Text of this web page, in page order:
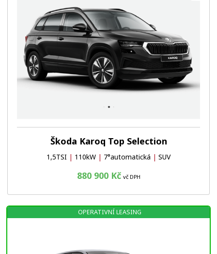
Škoda Karoq Top Selection
1,5TSI | 110kW | 7°automatická | SUV
880 900 Kč vč DPH
OPERATIVNÍ LEASING